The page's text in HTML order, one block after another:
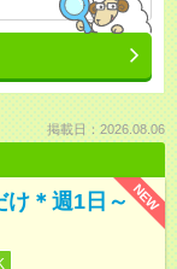
掲載日：2026.08.06
NEW
＊週1日～